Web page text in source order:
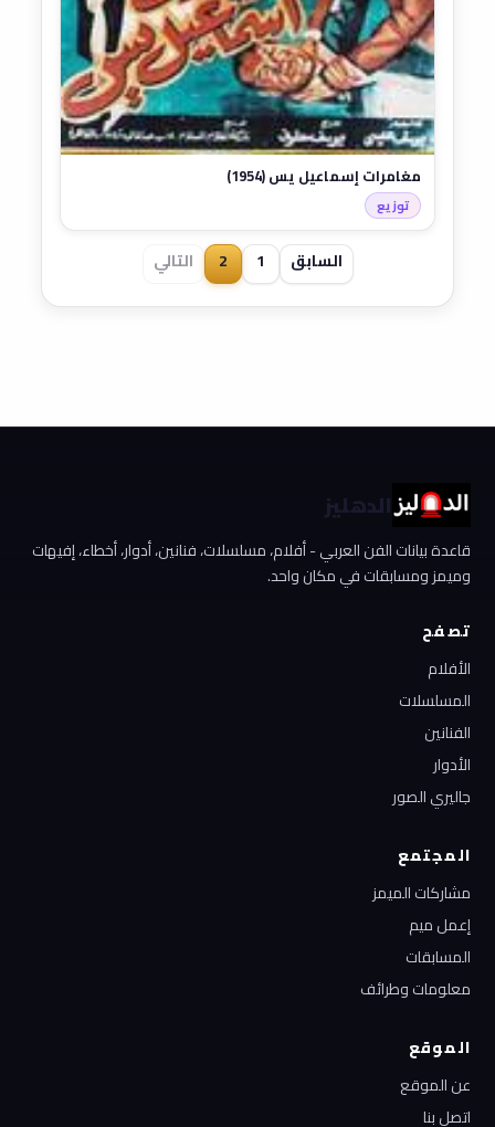
مغامرات إسماعيل يس (1954)
توزيع
السابق 1
2 التالي
الدهليز
قاعدة بيانات الفن العربي - أفلام، مسلسلات، فنانين، أدوار، أخطاء، إفيهات
وميمز ومسابقات في مكان واحد.
تصفح
الأفلام
المسلسلات
الفنانين
الأدوار
جاليري الصور
المجتمع
مشاركات الميمز
إعمل ميم
المسابقات
معلومات وطرائف
الموقع
عن الموقع
اتصل بنا